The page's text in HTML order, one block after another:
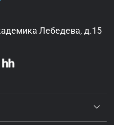
Лебедева, д.15